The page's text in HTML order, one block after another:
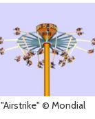
"Airstrike" © Mondial